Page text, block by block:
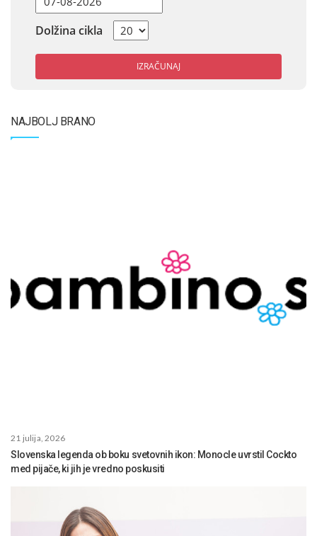
Dolžina cikla
IZRAČUNAJ
NAJBOLJ BRANO
21 julija, 2026
Slovenska legenda ob boku svetovnih ikon: Monocle uvrstil Cockto
med pijače, ki jih je vredno poskusiti